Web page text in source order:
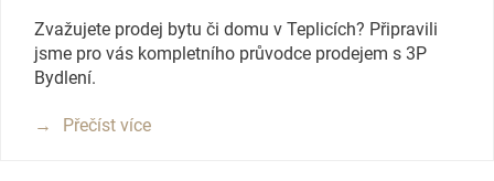
Zvažujete prodej bytu či domu v Teplicích? Připravili
jsme pro vás kompletního průvodce prodejem s 3P
Bydlení.
Přečíst více